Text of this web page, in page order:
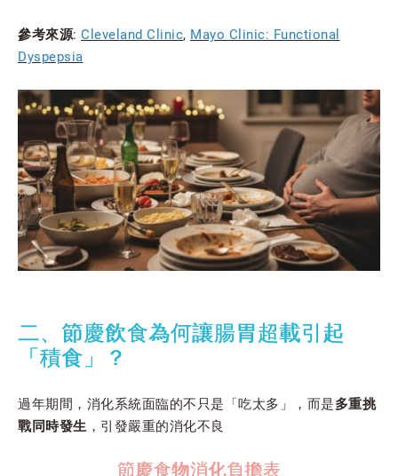
參考來源: Cleveland Clinic, Mayo Clinic: Functional
Dyspepsia
二、節慶飲食為何讓腸胃超載引起
「積食」？
過年期間，消化系統面臨的不只是「吃太多」，而是多重挑
戰同時發生 ，引發嚴重的消化不良
節慶食物消化負擔表